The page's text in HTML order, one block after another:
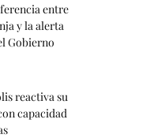
entre
y la alerta
Gobierno
reactiva su
capacidad